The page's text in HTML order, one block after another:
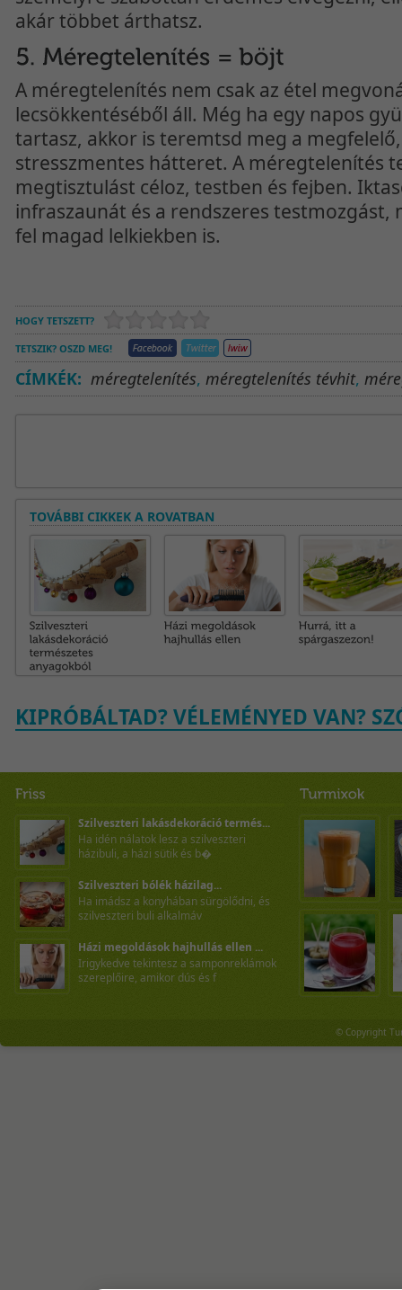
akár többet árthatsz.
A méregtelenítés nem csak az étel
lecsökkentéséből áll. Még ha egy napos
tartasz, akkor is teremtsd meg a
stresszmentes hátteret. A méregtelenítés
megtisztulást céloz, testben és fejben.
infraszaunát és a rendszeres testmozgást,
fel magad lelkiekben is.
HOGY TETSZETT?
TETSZIK? OSZD MEG!
CÍMKÉK: méregtelenítés, méregtelenítés tévhit,
TOVÁBBI CIKKEK A ROVATBAN
KIPRÓBÁLTAD? VÉLEMÉNYED VAN?
Szilveszteri lakásdekoráció termés...
Ha idén nálatok lesz a szilveszteri
házibuli, a házi sütik és b�
Szilveszteri bólék házilag...
Ha imádsz a konyhában sürgölődni, és
szilveszteri buli alkalmáv
Házi megoldások hajhullás ellen ...
Irigykedve tekintesz a samponreklámok
szereplőire, amikor dús és f
© Copyright